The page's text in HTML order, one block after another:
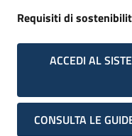
Requisiti di
ACCEDI AL
CONSULTA LE